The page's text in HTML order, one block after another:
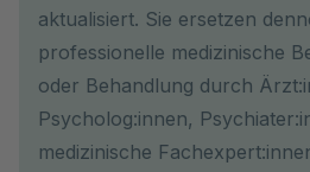
aktualisiert. Sie ersetzen
professionelle medizinische
oder Behandlung durch
Psycholog:innen,
medizinische